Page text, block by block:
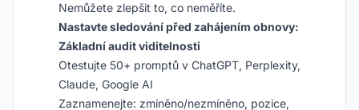
Nemůžete zlepšit to, co neměříte.
Nastavte sledování před zahájením obnovy:
Základní audit viditelnosti
Otestujte 50+ promptů v ChatGPT, Perplexity,
Claude, Google AI
Zaznamenejte: zmíněno/nezmíněno, pozice,